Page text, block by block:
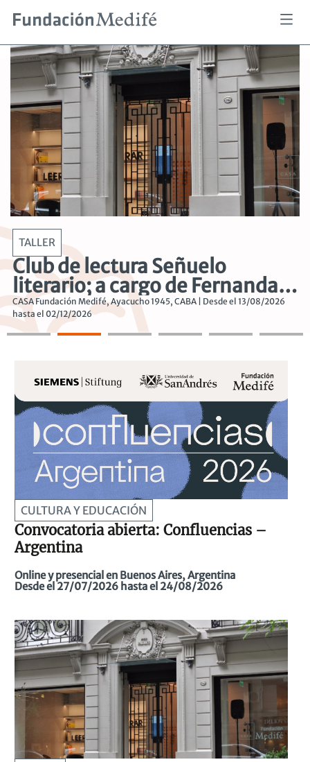
contenido
principal
de lectura Señuelo
a cargo de Fernanda
y Mariela Steimborchel
Medifé, Ayacucho 1945, CABA | Desde el 13/08/2026
12/2026
CASA
CULTURA Y EDUCACIÓN
Convocatoria abierta: Confluencias –
Argentina
Online y presencial en Buenos Aires, Argentina
Desde el 27/07/2026 hasta el 24/08/2026